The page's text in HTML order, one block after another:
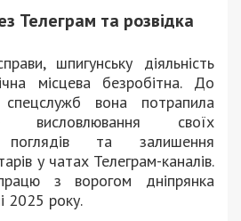
Телеграм та розвідка
шпигунську діяльність
місцева безробітна. До
спецслужб вона потрапила
висловлювання своїх
поглядів та залишення
у чатах Телеграм-каналів.
з ворогом дніпрянка
2025 року.